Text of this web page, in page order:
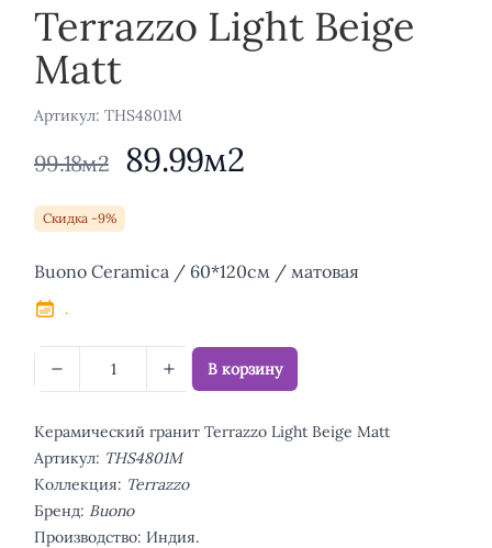
Terrazzo Light Beige
Matt
Aртикул: THS4801M
99.18м2 89.99м2
Скидка -9%
Описание
Buono Ceramica / 60*120см / матовая
.
В корзину
Керамический гранит Terrazzo Light Beige Matt
Артикул: THS4801M
Коллекция: Terrazzo
Бренд: Buono
Производство: Индия.